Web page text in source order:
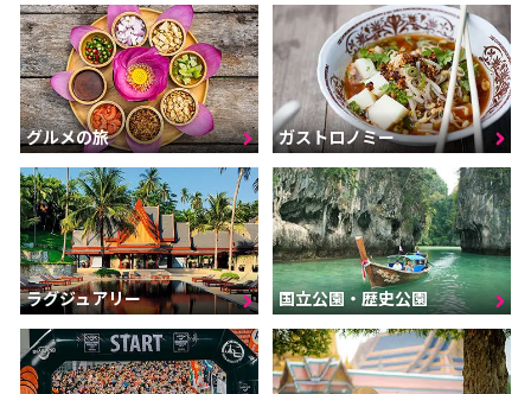
グルメの旅 ガストロノミー
ラグジュアリー 国立公園・歴史公園